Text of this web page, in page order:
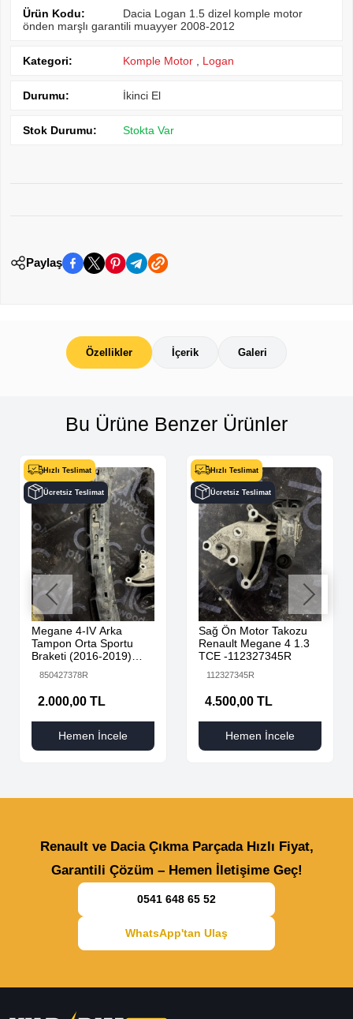
Ürün Kodu:
Dacia Logan 1.5 dizel komple motor
önden marşlı garantili muayyer 2008-2012
Kategori: Komple Motor Logan
Durumu: İkinci El
Stok Durumu: Stokta Var
Paylaş
Özellikler İçerik Galeri
Bu Ürüne Benzer Ürünler
Hızlı Teslimat
Ücretsiz Teslimat
Megane 4-IV Arka
Tampon Orta Sportu
Braketi (2016-2019)
Mais
850427378R
2.000,00 TL
Hemen İncele
Hızlı Teslimat
Ücretsiz Teslimat
Sağ Ön Motor Takozu
Renault Megane 4 1.3
TCE -112327345R
112327345R
4.500,00 TL
Hemen İncele
Renault ve Dacia Çıkma Parçada Hızlı Fiyat,
Garantili Çözüm – Hemen İletişime Geç!
0541 648 65 52
WhatsApp'tan Ulaş